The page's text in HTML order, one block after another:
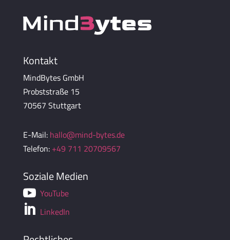
Kontakt
MindBytes GmbH
Probststraße 15
70567 Stuttgart
E-Mail: hallo@mind-bytes.de
Telefon: +49 711 20709567
Soziale Medien
YouTube
 LinkedIn